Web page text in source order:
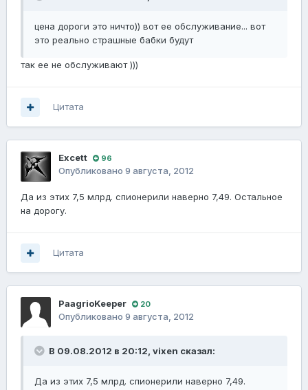
цена дороги это ничто)) вот ее обслуживание... вот
это реально страшные бабки будут
так ее не обслуживают )))
Цитата
Excett 96
Опубликовано 9 августа, 2012
Да из этих 7,5 млрд. спионерили наверно 7,49. Остальное
на дорогу.
Цитата
PaagrioKeeper 20
Опубликовано 9 августа, 2012
В 09.08.2012 в 20:12, vixen сказал:
Да из этих 7,5 млрд. спионерили наверно 7,49.